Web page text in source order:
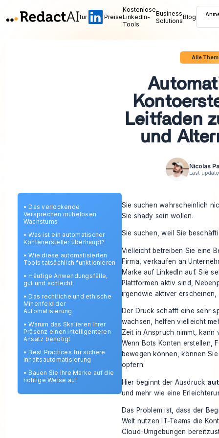
für Preise
Kostenlose
LinkedIn-
Tools
Business
SolutionsBlog
Alle
Leitfaden
und
Nicolas
Last
• Das verlockende
Versprechen mühelosen
Wachstums
•Was ist ein automatischer
Kontenersteller überhaupt?
•Wie diese automatisierten
Tools tatsächlich funktionieren
• Häufige Anwendungsfälle,
gut und schlecht
• Das rechtliche und ethische
Minenfeld der
Automatisierung
•Warum das Skalieren Ihrer
Präsenz einen intelligenteren
Ansatz benötigt
• Best Practices für sichere
Inhaltsautomatisierung
• Bauen Sie Ihre Marke auf die
richtige Weise auf
Sie suchen wahrscheinlich
Sie shady sein wollen.
Sie suchen, weil Sie
Vielleicht betreiben Sie eine
Firma, verkaufen an
Marke auf LinkedIn auf. Sie
Plattformen aktiv sind,
irgendwie aktiver
Der Druck schafft eine sehr
wachsen, helfen vielleicht
Zeit in Anspruch nimmt,
Wenn Bots Konten erstellen,
bewegen können, können
opfern.
Hier beginnt der Ausdruck
und mehr wie eine
Das Problem ist, dass der
Welt nutzen IT-Teams die
Cloud-Umgebungen